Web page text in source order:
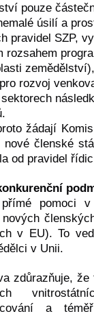
pouze
úsilí a
pravidel SZP,
rozsahem
rozvoj
žádají
nové členské
od pravidel
přímé pomoci
v EU). To
v Unii.
zdůrazňuje,
a